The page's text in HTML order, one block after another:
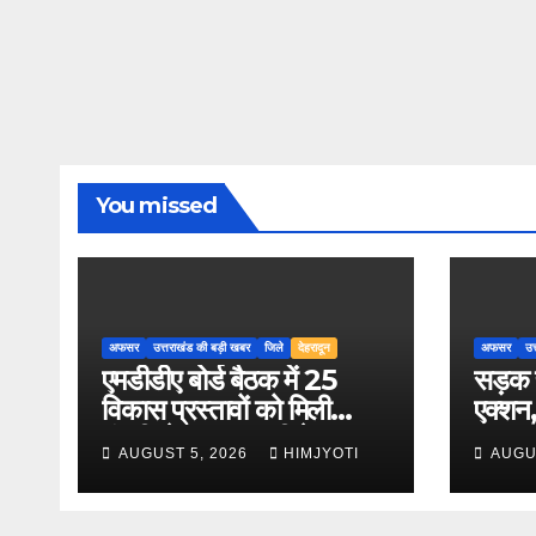
You missed
अफसर उत्तराखंड की बड़ी खबर जिले देहरादून
एमडीडीए बोर्ड बैठक में 25
विकास प्रस्तावों को मिली
मंजूरी, देहरादून-मसूरी के
नियोजित विकास को मिलेगी
रफ्तार
AUGUST 5, 2026 HIMJYOTI
अफसर
सड़क
हर